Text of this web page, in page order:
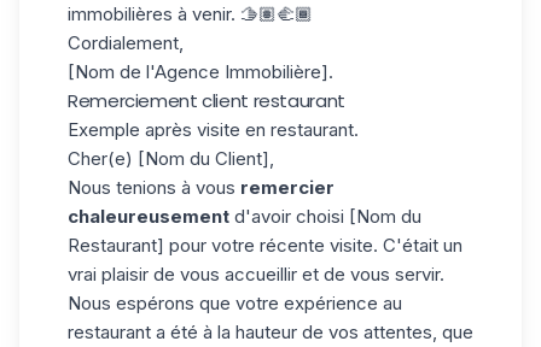
immobilières à venir. 🫱🏽‍🫲🏾
Cordialement,
[Nom de l'Agence Immobilière].
Remerciement client restaurant
Exemple après visite en restaurant.
Cher(e) [Nom du Client],
Nous tenions à vous remercier
chaleureusement d'avoir choisi [Nom du
Restaurant] pour votre récente visite. C'était un
vrai plaisir de vous accueillir et de vous servir.
Nous espérons que votre expérience au
restaurant a été à la hauteur de vos attentes, que